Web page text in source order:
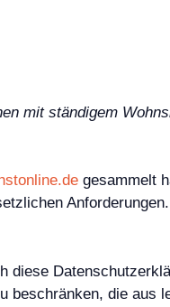
mit ständigem
gesammelt
diese
beschränken, die aus